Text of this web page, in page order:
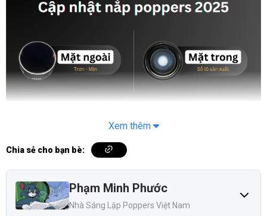
chưa!
Popper Everest Blue 10ml có an toàn không?
Có an toàn khi dùng đúng cách và chọn đúng hàng chuẩn
Mỹ.
Thành phần rõ ràng: Sử dụng Isobutyl Nitrite tinh khiết.
Xem thêm
Chia sẻ cho bạn bè:
Phạm Minh Phước
Nhà Sáng Lập Poppers Việt Nam